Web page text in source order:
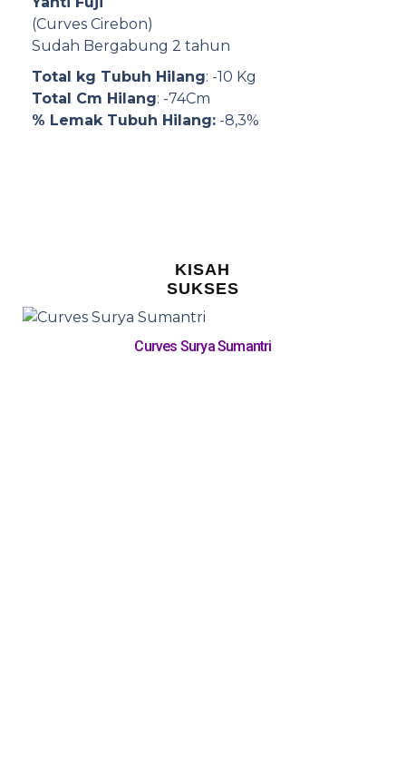
(Curves Cirebon)
Sudah Bergabung 2 tahun
Total kg Tubuh Hilang: -10 Kg
Total Cm Hilang: -74Cm
% Lemak Tubuh Hilang: -8,3%
KISAH
SUKSES
Curves Surya Sumantri